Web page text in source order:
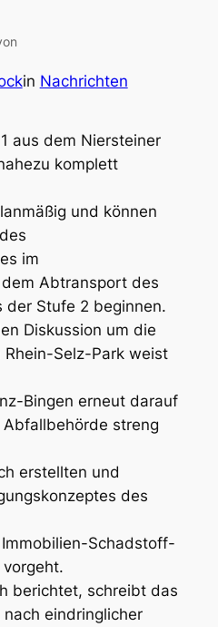
in Nachrichten
aus dem Niersteiner
komplett
und können
im
Abtransport des
der Stufe 2 beginnen.
Diskussion um die
Selz-Park weist
Bingen erneut darauf
streng
erstellten und
des
Schadstoff-
berichtet, schreibt das
eindringlicher